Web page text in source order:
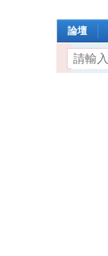
論壇